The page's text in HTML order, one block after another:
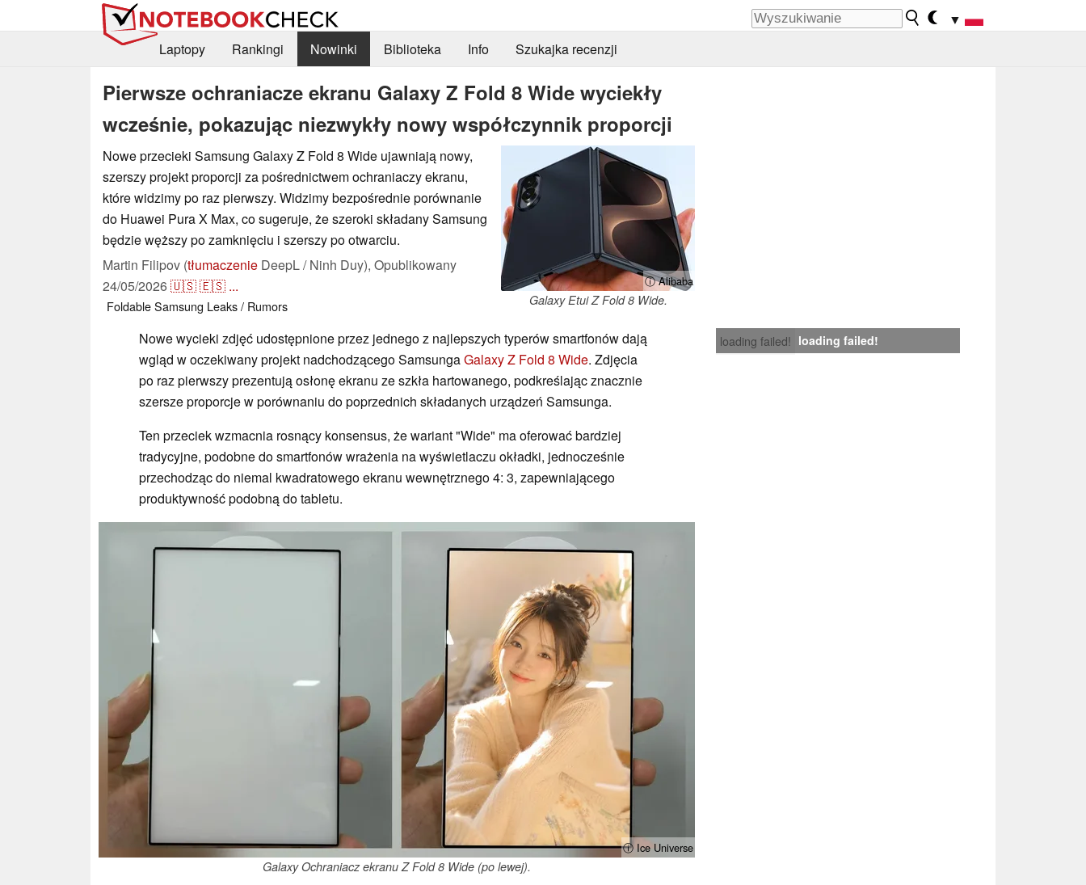
▼
Laptopy
Rankingi Nowinki Biblioteka Info Szukajka recenzji
Pierwsze ochraniacze ekranu Galaxy Z Fold 8 Wide wyciekły
wcześnie, pokazując niezwykły nowy współczynnik proporcji
ⓘ Alibaba
Galaxy Etui Z Fold 8 Wide.
Nowe przecieki Samsung Galaxy Z Fold 8 Wide ujawniają nowy,
szerszy projekt proporcji za pośrednictwem ochraniaczy ekranu,
które widzimy po raz pierwszy. Widzimy bezpośrednie porównanie
do Huawei Pura X Max, co sugeruje, że szeroki składany Samsung
będzie węższy po zamknięciu i szerszy po otwarciu.
Martin Filipov (tłumaczenie DeepL / Ninh Duy), Opublikowany
24/05/2026🇺🇸🇪🇸 ...
FoldableSamsung Leaks / Rumors
loading failed! loading failed!
Nowe wycieki zdjęć udostępnione przez jednego z najlepszych typerów smartfonów dają
wgląd w oczekiwany projekt nadchodzącego SamsungaGalaxy Z Fold 8 Wide. Zdjęcia
po raz pierwszy prezentują osłonę ekranu ze szkła hartowanego, podkreślając znacznie
szersze proporcje w porównaniu do poprzednich składanych urządzeń Samsunga.
Ten przeciek wzmacnia rosnący konsensus, że wariant "Wide" ma oferować bardziej
tradycyjne, podobne do smartfonów wrażenia na wyświetlaczu okładki, jednocześnie
przechodząc do niemal kwadratowego ekranu wewnętrznego 4: 3, zapewniającego
produktywność podobną do tabletu.
ⓘ Ice Universe
Galaxy Ochraniacz ekranu Z Fold 8 Wide (po lewej).